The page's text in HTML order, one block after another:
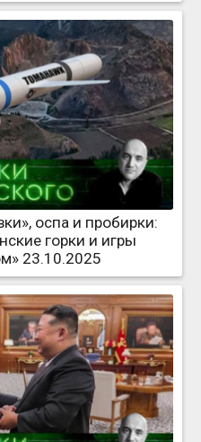
оспа и пробирки:
горки и игры
23.10.2025